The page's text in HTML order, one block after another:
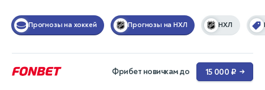
Прогнозы на хоккей Прогнозы на НХЛ НХЛ
Фрибет новичкам до 15 000 ₽ →